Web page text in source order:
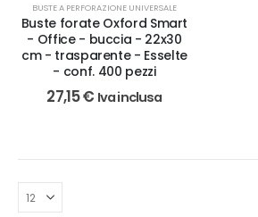
BUSTE A PERFORAZIONE UNIVERSALE
Buste forate Oxford Smart
- Office - buccia - 22x30
cm - trasparente - Esselte
- conf. 400 pezzi
27,15€ Iva inclusa